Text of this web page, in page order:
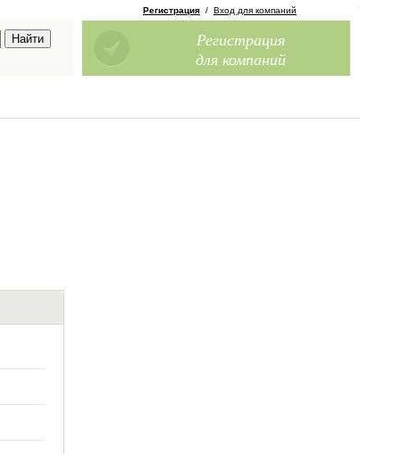
Регистрация / Вход для компаний
Регистрация
для компаний